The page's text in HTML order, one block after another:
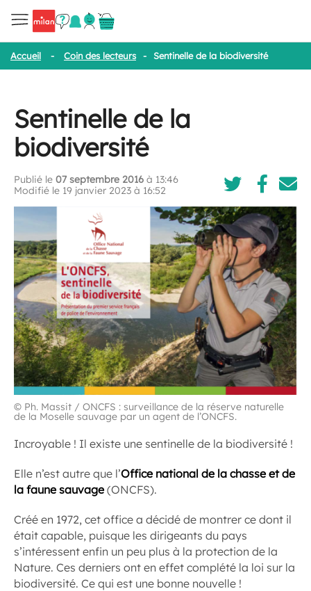
Accueil - Coin des lecteurs - Sentinelle de la biodiversité
Sentinelle de la
biodiversité
Publié le 07 septembre 2016 à 13:46
Modifié le 19 janvier 2023 à 16:52
© Ph. Massit / ONCFS : surveillance de la réserve naturelle
de la Moselle sauvage par un agent de l’ONCFS.
Incroyable ! Il existe une sentinelle de la biodiversité !
Elle n’est autre que l’Office national de la chasse et de
la faune sauvage(ONCFS).
Créé en 1972, cet office a décidé de montrer ce dont il
était capable, puisque les dirigeants du pays
s’intéressent enfin un peu plus à la protection de la
Nature. Ces derniers ont en effet complété la loi sur la
biodiversité. Ce qui est une bonne nouvelle !